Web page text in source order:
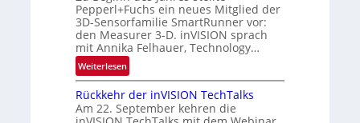
n
d
R
a
u
m
f
o
n
e
r
s
c
h
f
t
Pepperl+Fuchs ein neues Mitglied der
3D-Sensorfamilie SmartRunner vor:
den Measurer 3-D. inVISION sprach
mit Annika Felhauer, Technology…
Weiterlesen:
U
n
b
Rückkehr der inVISION TechTalks
Am 22. September kehren die